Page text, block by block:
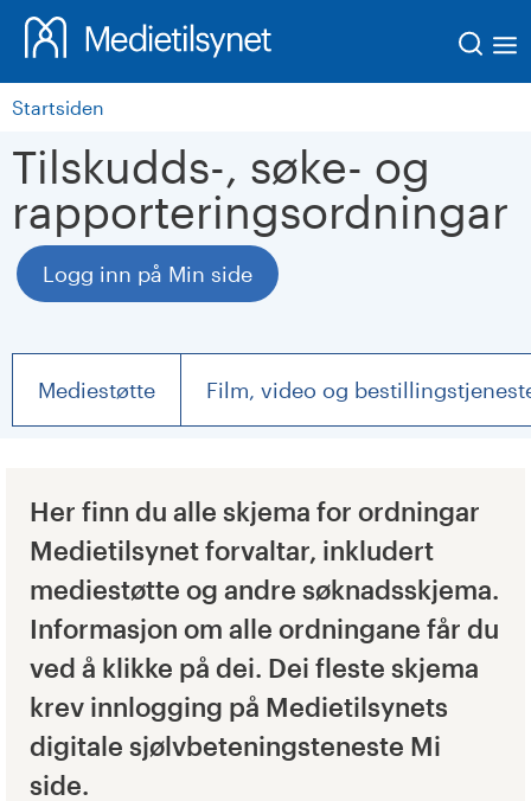
Startsiden
Tilskudds-, søke- og
rapporteringsordningar
Logg inn på Min side
Mediestøtte Film, video og
Her finn du alle skjema for ordningar
Medietilsynet forvaltar, inkludert
mediestøtte og andre søknadsskjema.
Informasjon om alle ordningane får du
ved å klikke på dei. Dei fleste skjema
krev innlogging på Medietilsynets
digitale sjølvbeteningsteneste Mi
side.